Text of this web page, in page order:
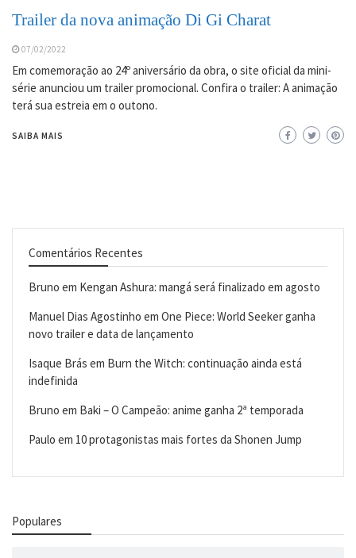
Trailer da nova animação Di Gi Charat
07/02/2022
Em comemoração ao 24º aniversário da obra, o site oficial da mini-
série anunciou um trailer promocional. Confira o trailer: A animação
terá sua estreia em o outono.
SAIBA MAIS
Comentários Recentes
Bruno em Kengan Ashura: mangá será finalizado em agosto
Manuel Dias Agostinho em One Piece: World Seeker ganha
novo trailer e data de lançamento
Isaque Brás em Burn the Witch: continuação ainda está
indefinida
Bruno em Baki – O Campeão: anime ganha 2ª temporada
Paulo em 10 protagonistas mais fortes da Shonen Jump
Populares